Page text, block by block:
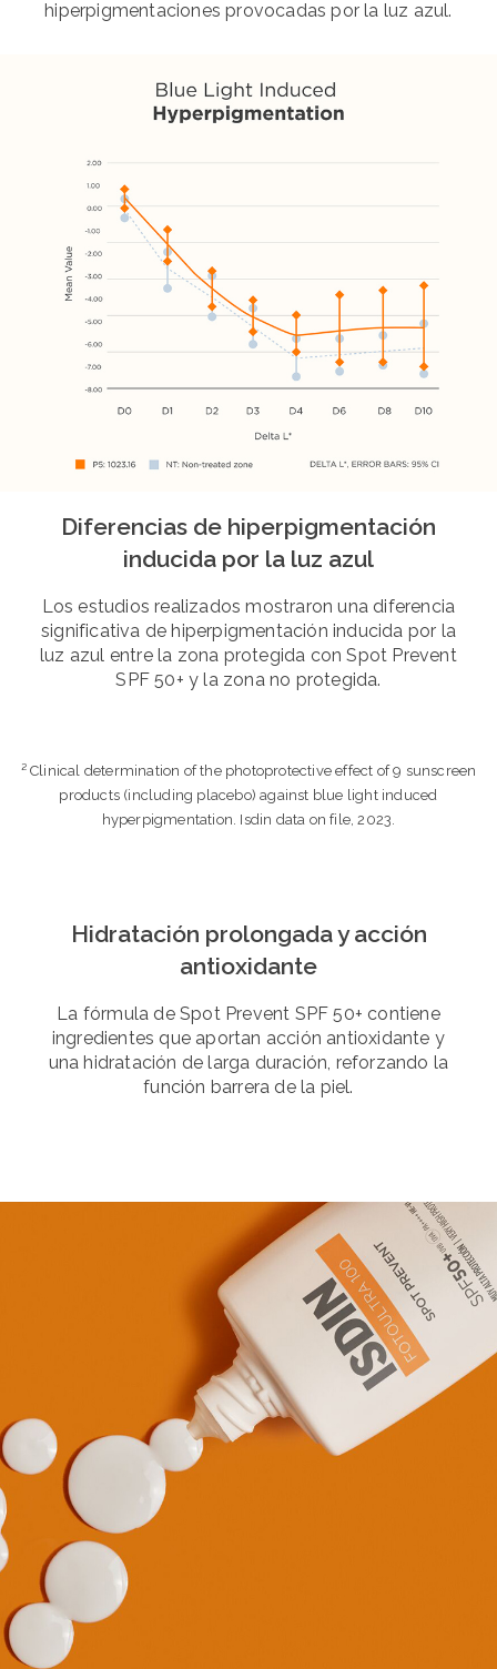
hiperpigmentaciones provocadas por la luz azul.
Diferencias de hiperpigmentación
inducida por la luz azul
Los estudios realizados mostraron una diferencia
significativa de hiperpigmentación inducida por la
luz azul entre la zona protegida con Spot Prevent
SPF 50+ y la zona no protegida.
² Clinical determination of the photoprotective effect of 9 sunscreen
products (including placebo) against blue light induced
hyperpigmentation. Isdin data on file, 2023.
Hidratación prolongada y acción
antioxidante
La fórmula de Spot Prevent SPF 50+ contiene
ingredientes que aportan acción antioxidante y
una hidratación de larga duración, reforzando la
función barrera de la piel.